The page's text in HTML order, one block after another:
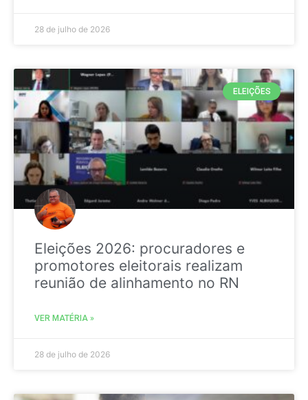
28 de julho de 2026
ELEIÇÕES
Eleições 2026: procuradores e
promotores eleitorais realizam
reunião de alinhamento no RN
VER MATÉRIA »
28 de julho de 2026